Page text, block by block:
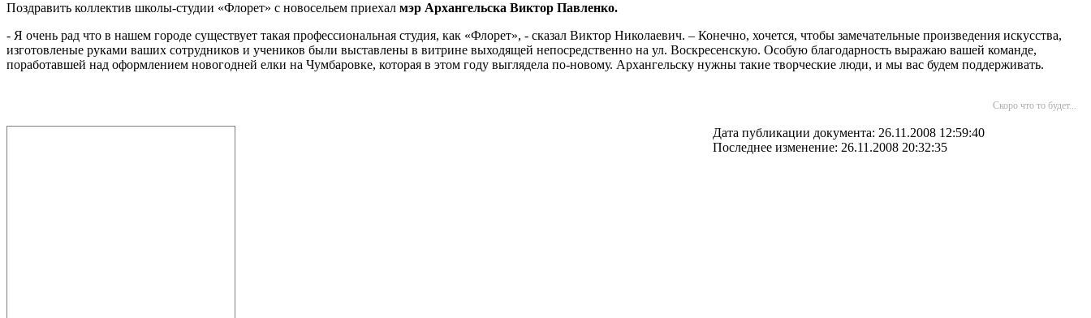
Поздравить коллектив школы-студии «Флорет» с новосельем приехал мэр Архангельска Виктор Павленко.
- Я очень рад что в нашем городе существует такая профессиональная студия, как «Флорет», - сказал Виктор Николаевич. – Конечно, хочется, чтобы замечательные произведения искусства,
изготовленые руками ваших сотрудников и учеников были выставлены в витрине выходящей непосредственно на ул. Воскресенскую. Особую благодарность выражаю вашей команде,
поработавшей над оформлением новогодней елки на Чумбаровке, которая в этом году выглядела по-новому. Архангельску нужны такие творческие люди, и мы вас будем поддерживать.
Скоро что то будет...
Дата публикации документа: 26.11.2008 12:59:40
Последнее изменение: 26.11.2008 20:32:35